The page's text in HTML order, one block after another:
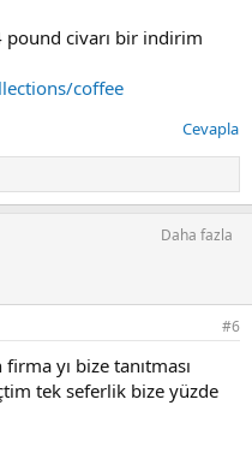
pound civarı bir indirim
coffee
Cevapla
Daha fazla
#6
yı bize tanıtması
tek seferlik bize yüzde